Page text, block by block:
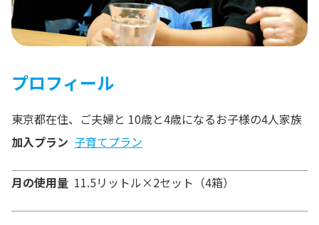
プロフィール
東京都在住、ご夫婦と 10歳と4歳になるお子様の4人家族
加入プラン 子育てプラン
月の使用量 11.5リットル×2セット（4箱）